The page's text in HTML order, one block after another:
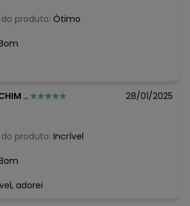
produto: Ótimo
- RS 28/01/2025
produto: Incrível
adorei